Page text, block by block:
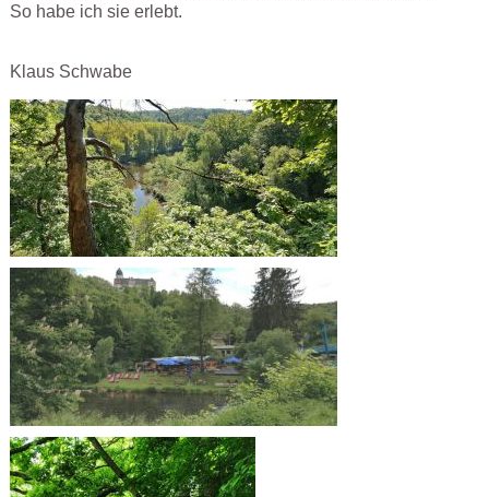
So habe ich sie erlebt.
Klaus Schwabe